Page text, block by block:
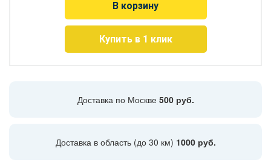
В корзину
Купить в 1 клик
Доставка по Москве 500 руб.
Доставка в область (до 30 км) 1000 руб.